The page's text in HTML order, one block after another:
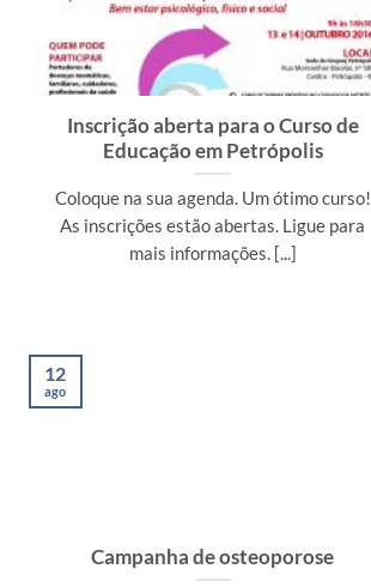
Inscrição aberta para o Curso de
Educação em Petrópolis
Coloque na sua agenda. Um ótimo curso!
As inscrições estão abertas. Ligue para
mais informações. [...]
Campanha de osteoporose
12
ago